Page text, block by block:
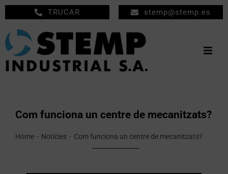
Skip
to
content
TRUCAR stemp@stemp.es
MECANITZATS
MANTENIMENT
Com funciona un centre de mecanitzats?
Home Notícies Com funciona un centre de mecanitzats?